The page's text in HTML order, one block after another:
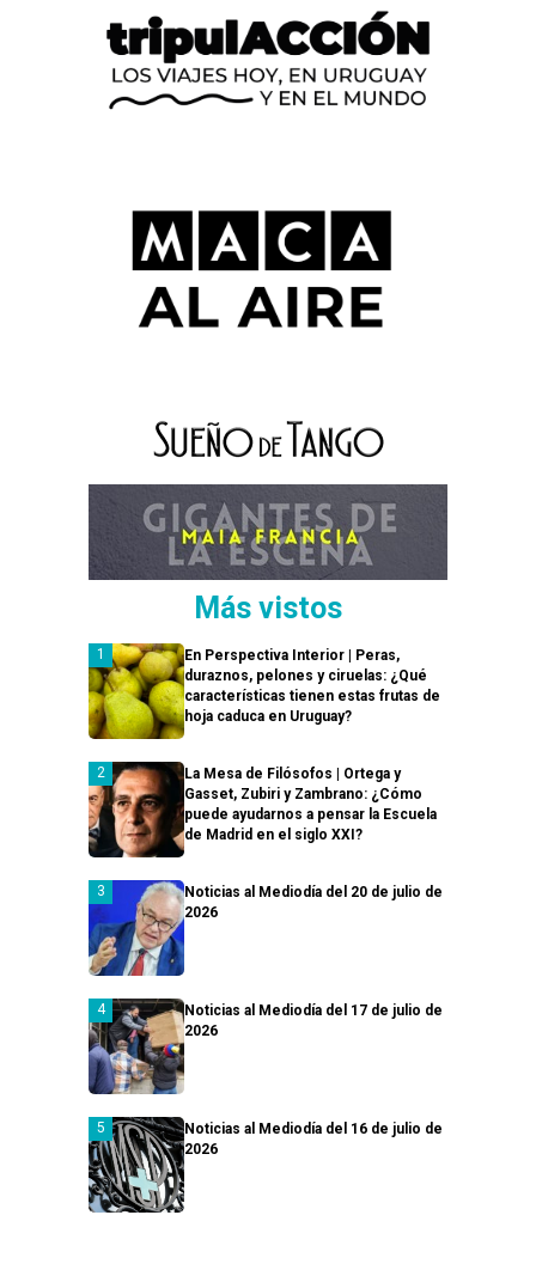
Más vistos
En Perspectiva Interior | Peras,
duraznos, pelones y ciruelas: ¿Qué
características tienen estas frutas de
hoja caduca en Uruguay?
La Mesa de Filósofos | Ortega y
Gasset, Zubiri y Zambrano: ¿Cómo
puede ayudarnos a pensar la Escuela
de Madrid en el siglo XXI?
Noticias al Mediodía del 20 de julio de
2026
Noticias al Mediodía del 17 de julio de
2026
Noticias al Mediodía del 16 de julio de
2026